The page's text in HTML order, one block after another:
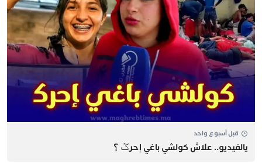
قبل أسبوع واحد
يالفيديو.. علاش كولشي باغي إحرݣ ؟